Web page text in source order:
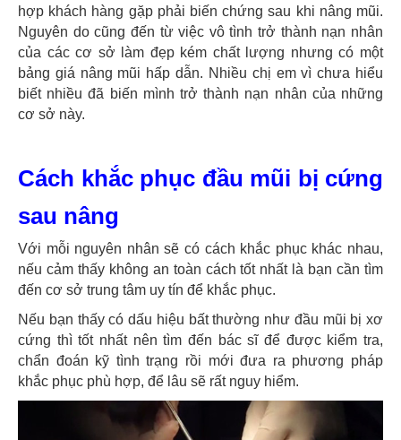
hợp khách hàng gặp phải biến chứng sau khi nâng mũi.
Nguyên do cũng đến từ việc vô tình trở thành nạn nhân
của các cơ sở làm đẹp kém chất lượng nhưng có một
bảng giá nâng mũi hấp dẫn. Nhiều chị em vì chưa hiểu
biết nhiều đã biến mình trở thành nạn nhân của những
cơ sở này.
Cách khắc phục đầu mũi bị cứng
sau nâng
Với mỗi nguyên nhân sẽ có cách khắc phục khác nhau,
nếu cảm thấy không an toàn cách tốt nhất là bạn cần tìm
đến cơ sở trung tâm uy tín để khắc phục.
Nếu bạn thấy có dấu hiệu bất thường như đầu mũi bị xơ
cứng thì tốt nhất nên tìm đến bác sĩ để được kiểm tra,
chẩn đoán kỹ tình trạng rồi mới đưa ra phương pháp
khắc phục phù hợp, để lâu sẽ rất nguy hiểm.